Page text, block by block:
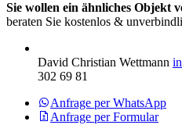
Sie wollen ein ähnliches Objekt
beraten Sie kostenlos &
David Christian Wettmann
302 69 81
Anfrage per WhatsApp
Anfrage per Formular